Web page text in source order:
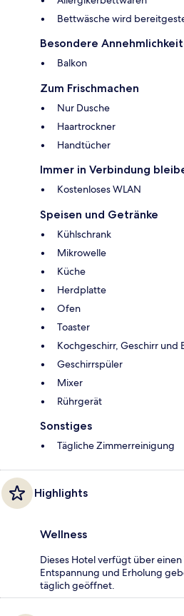
Bettwäsche wird
Besondere
Balkon
Zum Frischmachen
Nur Dusche
Haartrockner
Handtücher
Immer in Verbindung
Kostenloses WLAN
Speisen und Getränke
Kühlschrank
Mikrowelle
Küche
Herdplatte
Ofen
Toaster
Kochgeschirr, Geschirr und
Geschirrspüler
Mixer
Rührgerät
Sonstiges
Tägliche Zimmerreinigung
Highlights
Wellness
Dieses Hotel verfügt über
Entspannung und Erholung
täglich geöffnet.